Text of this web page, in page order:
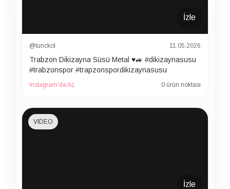
İzle
@tunckol 11.05.2026
Trabzon Dikizayna Süsü Metal ♥️🚙 #dikizaynasusu
#trabzonspor #trapzonspordikizaynasusu
Instagram’da Aç 0 ürün noktası
İzle
VIDEO